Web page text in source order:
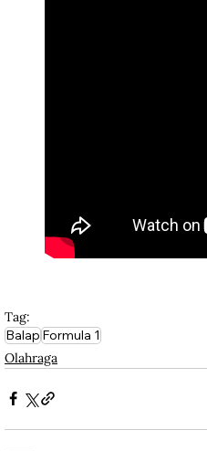
Tag:
BalapFormula 1
Olahraga